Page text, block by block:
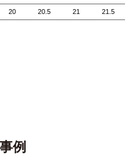
20 20.5 21 21.5
例